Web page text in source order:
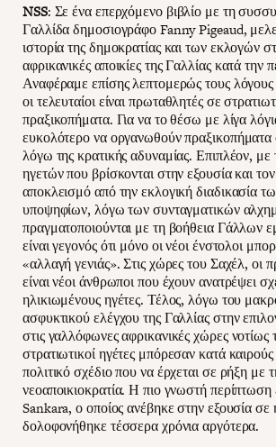
NSS: Σε ένα επερχόμενο βιβλίο με τη
Γαλλίδα δημοσιογράφο Fanny Pigeaud,
ιστορία της δημοκρατίας και των εκλογών
αφρικανικές αποικίες της Γαλλίας κατά την
Αναφέραμε επίσης λεπτομερώς τους λόγους
οι τελευταίοι είναι πρωταθλητές σε
πραξικοπήματα. Για να το θέσω με λίγα
ευκολότερο να οργανωθούν πραξικοπήματα
λόγω της κρατικής αδυναμίας. Επιπλέον,
ηγετών που βρίσκονται στην εξουσία και
αποκλεισμό από την εκλογική διαδικασία
υποψηφίων, λόγω των συνταγματικών
πραγματοποιούνται με τη βοήθεια Γάλλων
είναι γεγονός ότι μόνο οι νέοι ένστολοι
«αλλαγή γενιάς». Στις χώρες του Σαχέλ, οι
είναι νέοι άνθρωποι που έχουν ανατρέψει
ηλικιωμένους ηγέτες. Τέλος, λόγω του
ασφυκτικού ελέγχου της Γαλλίας στην
στις γαλλόφωνες αφρικανικές χώρες
στρατιωτικοί ηγέτες μπόρεσαν κατά
πολιτικό σχέδιο που να έρχεται σε ρήξη με
νεοαποικιοκρατία. Η πιο γνωστή περίπτωση
Sankara, ο οποίος ανέβηκε στην εξουσία σε
δολοφονήθηκε τέσσερα χρόνια αργότερα.